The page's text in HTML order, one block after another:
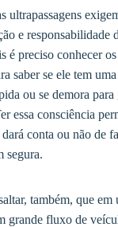
ultrapassagens
e responsabilidade
é preciso conhecer
saber se ele tem uma
ou se demora para
essa consciência
conta ou não de
segura.
também, que em
grande fluxo de